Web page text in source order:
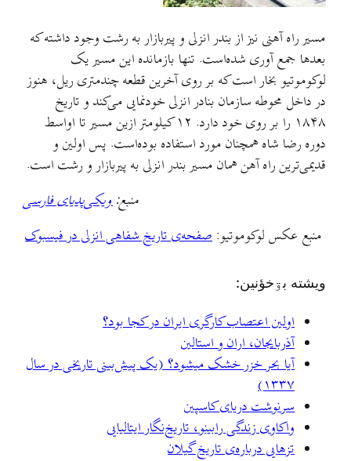
مسیر راه آهنی نیز از بندر انزلی و پیر‌بازار به رشت وجود داشته که
بعدها جمع آوری شده‌است. تنها بازمانده این مسیر یک
لوکوموتیو بخار است که بر روی آخرین قطعه چندمتری ریل، هنوز
در داخل محوطه سازمان بنادر انزلی خودنمایی می‌کند و تاریخ
۱۸۴۸ را بر روی خود دارد. ۱۲ کیلومتر ازین مسیر تا اواسط
دوره رضا شاه همچنان مورد استفاده بوده‌است. پس اولین و
قدیمی‌ترین راه آهن همان مسیر بندر انزلی به پیربازار و رشت است.
منبع:ویکی‌پدیای فارسی
منبع عکس لوکوموتیو: صفحه‌ی تاریخ شفاهی انزلی در فیسبوک
ويشته بۊخؤنين:
اولین اعتصاب کارگری ایران در کجا بود؟
آذربایجان، اران و استالین
آیا بحر خزر خشک میشود؟ (یک پیش‌بینی تاریخی در سال
۱۳۳۷)
سرنوشت دریای کاسپین
واكاوی زندگی رابینو، تاریخ‌نگار ایتالیایی
تزهایی درباره‌ی تاریخ گیلان